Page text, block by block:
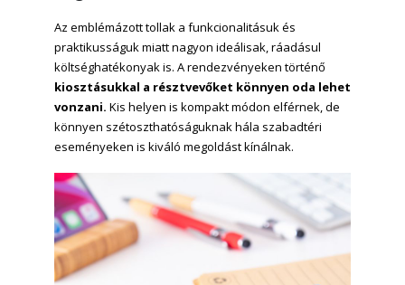
Az emblémázott tollak a funkcionalitásuk és
praktikusságuk miatt nagyon ideálisak, ráadásul
költséghatékonyak is. A rendezvényeken történő
kiosztásukkal a résztvevőket könnyen oda lehet
vonzani. Kis helyen is kompakt módon elférnek, de
könnyen szétoszthatóságuknak hála szabadtéri
eseményeken is kiváló megoldást kínálnak.